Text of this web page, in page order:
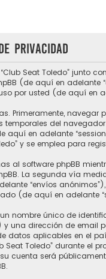
privacidad
Seat Toledo” junto
(de aquí en adelante
por usted (de aquí en
Primeramente, navegar
del
en adelante
y se emplea para
al software phpBB
La segunda vía
“envíos
(de aquí en adelante
nombre único de
una dirección de email
datos aplicables en el
Toledo” durante el
cuenta será